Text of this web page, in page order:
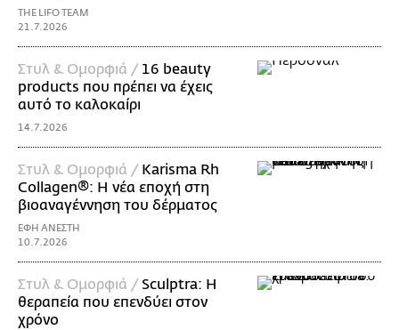
THE LIFO TEAM
21.7.2026
Στυλ & Ομορφιά / 16 beauty
products που πρέπει να έχεις
αυτό το καλοκαίρι
14.7.2026
Στυλ & Ομορφιά / Karisma Rh
Collagen®: Η νέα εποχή στη
βιοαναγέννηση του δέρματος
ΕΦΗ ΑΝΕΣΤΗ
10.7.2026
Στυλ & Ομορφιά / Sculptra: Η
θεραπεία που επενδύει στον
χρόνο